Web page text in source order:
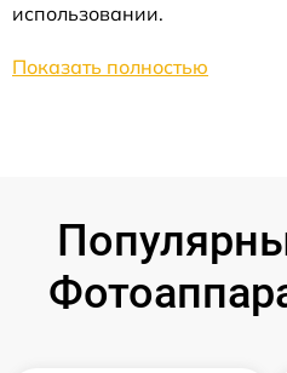
использовании.
Показать полностью